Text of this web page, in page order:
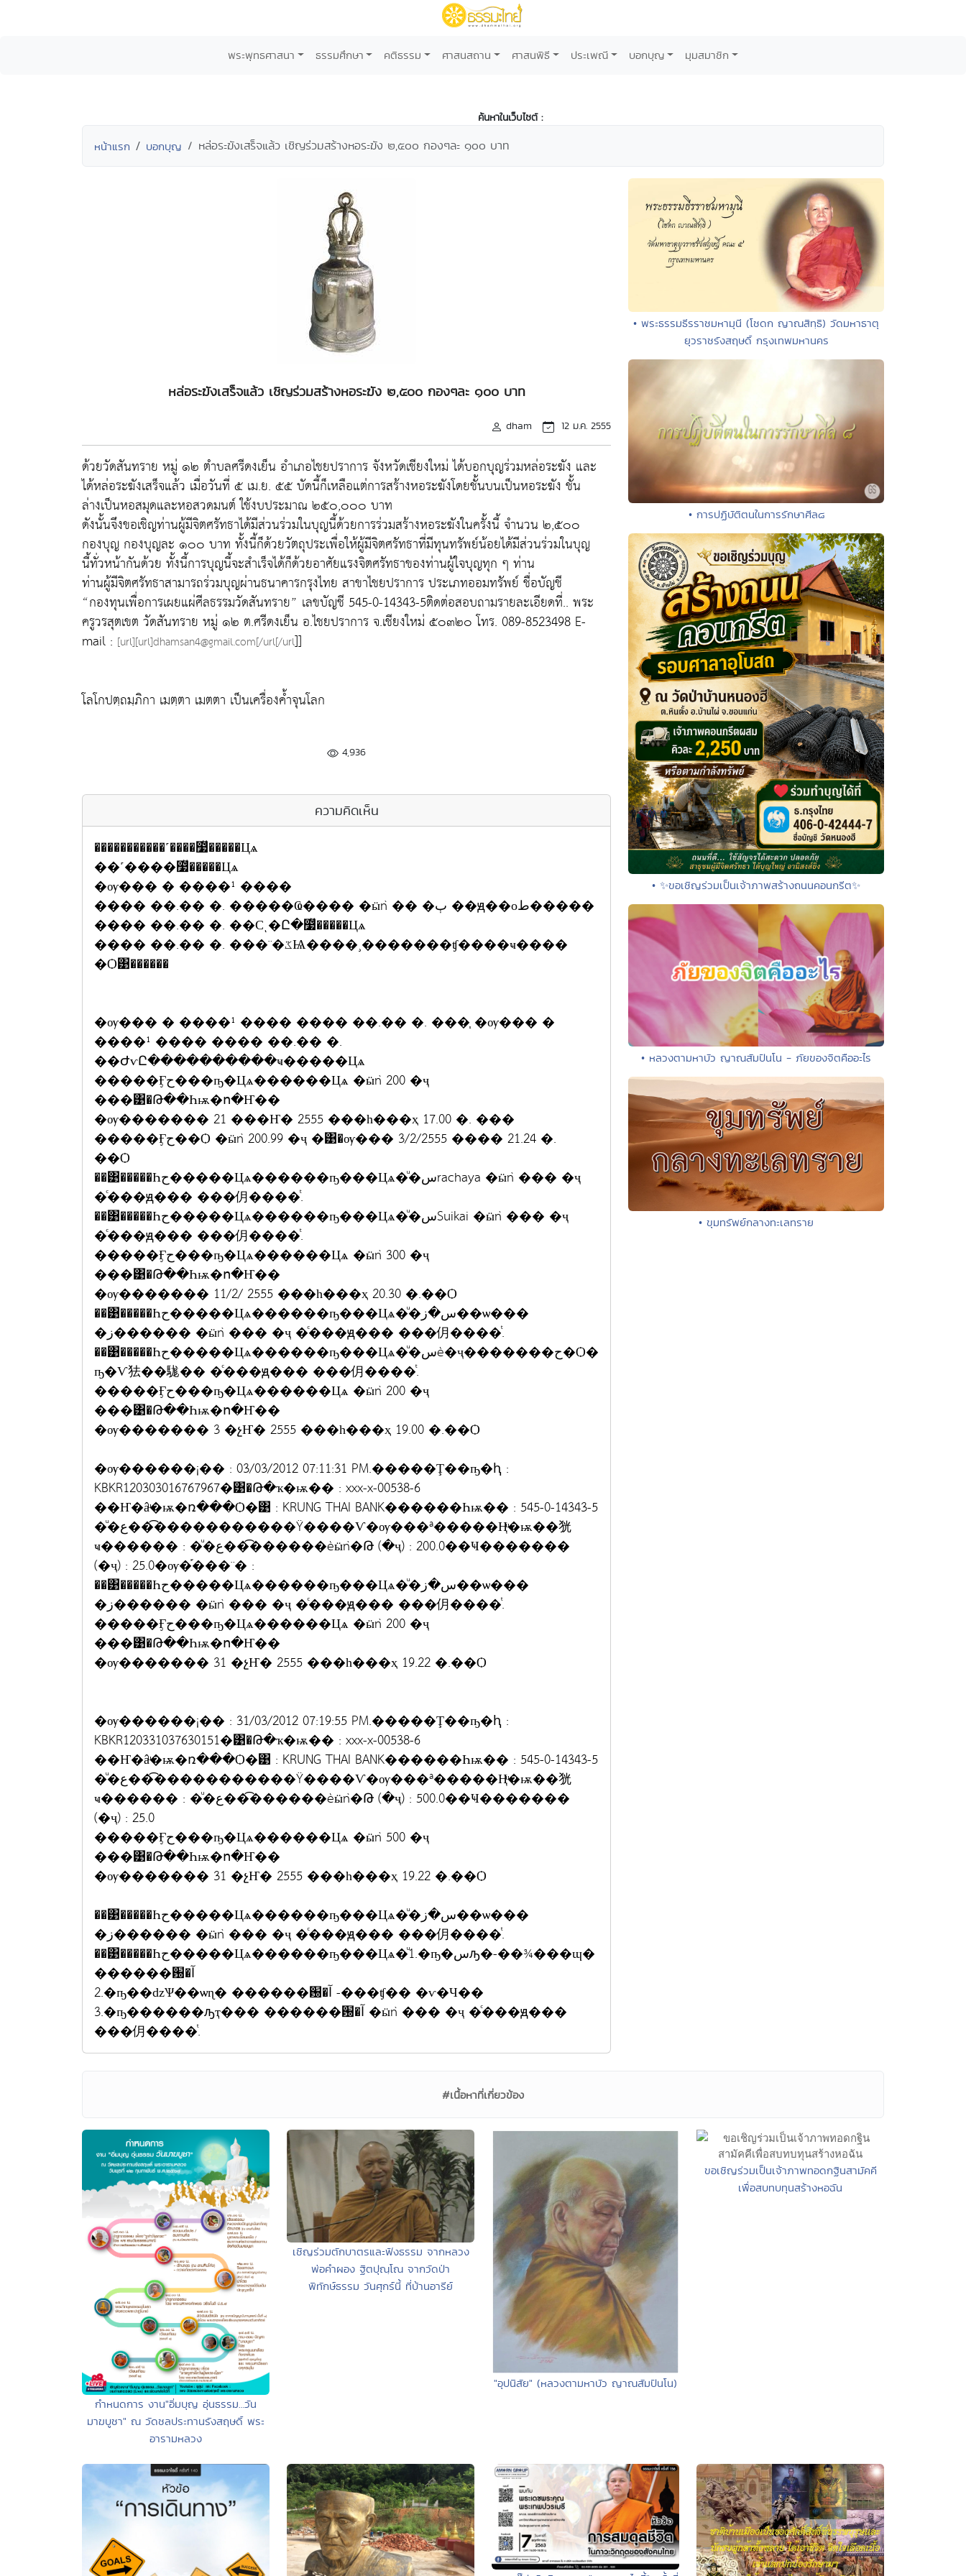
พระพุทธศาสนา ธรรมศึกษา คติธรรม ศาสนสถาน ศาสนพิธี ประเพณี บอกบุญ มุมสมาชิก
ค้นหาในเว็บไซต์ :
หน้าแรก บอกบุญ หล่อระฆังเสร็จแล้ว เชิญร่วมสร้างหอระฆัง ๒,๕๐๐ กองๆละ ๑๐๐ บาท
หล่อระฆังเสร็จแล้ว เชิญร่วมสร้างหอระฆัง ๒,๕๐๐ กองๆละ ๑๐๐ บาท
dham 12 ม.ค. 2555
ด้วยวัดสันทราย หมู่ ๑๒ ตำบลศรีดงเย็น อำเภอไชยปราการ จังหวัดเชียงใหม่ ได้บอกบุญร่วมหล่อระฆัง และ
ได้หล่อระฆังเสร็จแล้ว เมื่อวันที่ ๕ เม.ย. ๕๕ บัดนี้ก็เหลือแต่การสร้างหอระฆังโดยชั้นบนเป็นหอระฆัง ชั้น
ล่างเป็นหอสมุดและหอสวดมนต์ ใช้งบประมาณ ๒๕๐,๐๐๐ บาท
ดังนั้นจึงขอเชิญท่านผู้มีจิตศรัทธาได้มีส่วนร่วมในบุญนี้ด้วยการร่วมสร้างหอระฆังในครั้งนี้ จำนวน ๒,๕๐๐
กองบุญ กองบุญละ ๑๐๐ บาท ทั้งนี้ก็ด้วยวัตถุประเพื่อให้ผู้มีจิตศรัทธาที่มีทุนทรัพย์น้อยได้มีส่วนร่วมในบุญ
นี้ทั่วหน้ากันด้วย ทั้งนี้การบุญนี้จะสำเร็จได้ก็ด้วยอาศัยแรงจิตศรัทธาของท่านผู้ใจบุญทุก ๆ ท่าน
ท่านผู้มีจิตศรัทธาสามารถร่วมบุญผ่านธนาคารกรุงไทย สาขาไชยปราการ ประเภทออมทรัพย์ ชื่อบัญชี
“กองทุนเพื่อการเผยแผ่ศีลธรรมวัดสันทราย” เลขบัญชี 545-0-14343-5ติดต่อสอบถามรายละเอียดที่.. พระ
ครูวรสุตเขต วัดสันทราย หมู่ ๑๒ ต.ศรีดงเย็น อ.ไชยปราการ จ.เชียงใหม่ ๕๐๓๒๐ โทร. 089-8523498 E-
mail : [url][url]dhamsan4@gmail.com[/url[/url]]
โลโกปตฺถมฺภิกา เมตฺตา เมตตา เป็นเครื่องค้ำจุนโลก
4,936
ความคิดเห็น
�����������˹����෷ͧ�����Цѧ
��˹����෷ͧ�����Цѧ
�ѹ��� � ����¹ ����
���� ��.�� �. �����Ҩ���� �ӹǹ �� �ٻ ��ԭ��оط�����
���� ��.�� �. ��Сͺ�Ը�෷ͧ�����Цѧ
���� ��.�� �. ���¨�ػѨ����¸�������ʧ����ҹ����
�Ѻ͹������
�ѹ��� � ����¹ ���� ���� ��.�� �. ���֧ �ѹ��� �
����¹ ���� ���� ��.�� �.
��ԺѵԸ����������ҹ�����Цѧ
�����Ӻح���ҧ�Цѧ������Цѧ �ӹǹ 200 �ҷ
���͹�Թ��Һѭ�ո�Ҥ��
�ѹ������� 21 ���Ҥ� 2555 ���һ���ҳ 17.00 �. ���
�����Ӻح��Ѻ �ӹǹ 200.99 �ҷ �͹�ѹ��� 3/2/2555 ���� 21.24 �.
��Ѻ
��͹�����Һح�����Цѧ������ҧ���Цѧ�ͧ�سrachaya �ӹǹ ��� �ҷ
�ͨ���ԭ��� ���仴����ͭ.
��͹�����Һح�����Цѧ������ҧ���Цѧ�ͧ�سSuikai �ӹǹ ��� �ҷ
�ͨ���ԭ��� ���仴����ͭ.
�����Ӻح���ҧ�Цѧ������Цѧ �ӹǹ 300 �ҷ
���͹�Թ��Һѭ�ո�Ҥ��
�ѹ������� 11/2/ 2555 ���һ���ҳ 20.30 �.��Ѻ
��͹�����Һح�����Цѧ������ҧ���Цѧ�ͧ�س�ز��ѡ���
�ز������ �ӹǹ ��� �ҷ �ͨ���ԭ��� ���仴����ͭ.
��͹�����Һح�����Цѧ������ҧ���Цѧ�ͧ�سè�ҷ�������ح�Ѻ�
ҧ�Ѵ㹤��駹�� �ͨ���ԭ��� ���仴����ͭ.
�����Ӻح���ҧ�Цѧ������Цѧ �ӹǹ 200 �ҷ
���͹�Թ��Һѭ�ո�Ҥ��
�ѹ������� 3 �չҤ� 2555 ���һ���ҳ 19.00 �.��Ѻ
�ѹ������¡�� : 03/03/2012 07:11:31 PM.�����Ţ��ҧ�ԧ :
KBKR120303016767967�͹�Թ�ҡ�ѭ�� : xxx-x-00538-6
��Ҥ�âͧ�ѭ�ռ���Ѻ�͹ : KRUNG THAI BANK������Һѭ�� : 545-0-14343-5
�ͧ�ع���͡����������Ÿ����Ѵ�ѹ���ª�����Ңͧ�ѭ��㹰
ҹ������ : �ͧ�ع���͡�����èӹǹ�Թ (�ҷ) : 200.0��Ҹ�������
(�ҷ) : 25.0�ѹ�֡���¨� :
��͹�����Һح�����Цѧ������ҧ���Цѧ�ͧ�س�ز��ѡ���
�ز������ �ӹǹ ��� �ҷ �ͨ���ԭ��� ���仴����ͭ.
�����Ӻح���ҧ�Цѧ������Цѧ �ӹǹ 200 �ҷ
���͹�Թ��Һѭ�ո�Ҥ��
�ѹ������� 31 �չҤ� 2555 ���һ���ҳ 19.22 �.��Ѻ
�ѹ������¡�� : 31/03/2012 07:19:55 PM.�����Ţ��ҧ�ԧ :
KBKR120331037630151�͹�Թ�ҡ�ѭ�� : xxx-x-00538-6
��Ҥ�âͧ�ѭ�ռ���Ѻ�͹ : KRUNG THAI BANK������Һѭ�� : 545-0-14343-5
�ͧ�ع���͡����������Ÿ����Ѵ�ѹ���ª�����Ңͧ�ѭ��㹰
ҹ������ : �ͧ�ع���͡�����èӹǹ�Թ (�ҷ) : 500.0��Ҹ�������
(�ҷ) : 25.0
�����Ӻح���ҧ�Цѧ������Цѧ �ӹǹ 500 �ҷ
���͹�Թ��Һѭ�ո�Ҥ��
�ѹ������� 31 �չҤ� 2555 ���һ���ҳ 19.22 �.��Ѻ
��͹�����Һح�����Цѧ������ҧ���Цѧ�ͧ�س�ز��ѡ���
�ز������ �ӹǹ ��� �ҷ �ͨ���ԭ��� ���仴����ͭ.
��͹�����Һح�����Цѧ������ҧ���Цѧ�ͧ1.�ҧ�سԡ�-��¾���ɰ�
������԰�آ
2.�ҧ��ǳѰ��ѡɳ� ������԰�آ -���ʧ�� �ѵ�Ч��
3.�ҧ������ԡҭ��� ������԰�آ �ӹǹ ��� �ҷ �ͨ���ԭ���
���仴����ͭ.
• พระธรรมธีรราชมหามุนี (โชดก ญาณสิทฺธิ) วัดมหาธาตุ
ยุวราชรังสฤษดิ์ กรุงเทพมหานคร
• การปฏิบัติตนในการรักษาศีล๘
• ✨ขอเชิญร่วมเป็นเจ้าภาพสร้างถนนคอนกรีต✨
• หลวงตามหาบัว ญาณสัมปันโน - ภัยของจิตคืออะไร
• ขุมทรัพย์กลางทะเลทราย
#เนื้อหาที่เกี่ยวข้อง
กำหนดการ งาน"อิ่มบุญ อุ่นธรรม…วัน
มาฆบูชา" ณ วัดชลประทานรังสฤษดิ์ พระ
อารามหลวง
เชิญร่วมตักบาตรและฟังธรรม จากหลวง
พ่อคำผอง ฐิตปุณฺโณ จากวัดป่า
พิทักษ์ธรรม วันศุกร์นี้ ที่บ้านอารีย์
"อุปนิสัย" (หลวงตามหาบัว ญาณสัมปันโน)
ขอเชิญร่วมเป็นเจ้าภาพทอดกฐินสามัคคี
เพื่อสบทบทุนสร้างหอฉัน